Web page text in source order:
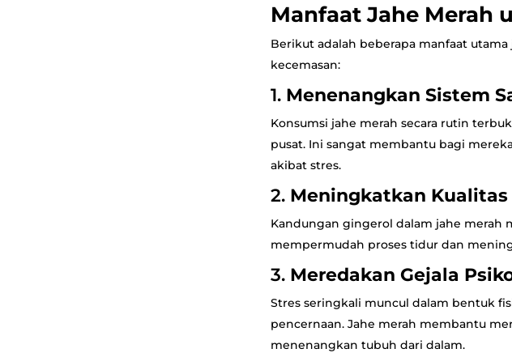
Manfaat Jahe Merah
Berikut adalah beberapa manfaat
kecemasan:
1. Menenangkan Sistem
Konsumsi jahe merah secara rutin
pusat. Ini sangat membantu bagi
akibat stres.
2. Meningkatkan Kualitas
Kandungan gingerol dalam jahe merah
mempermudah proses tidur dan
3. Meredakan Gejala
Stres seringkali muncul dalam bentuk
pencernaan. Jahe merah membantu
menenangkan tubuh dari dalam.